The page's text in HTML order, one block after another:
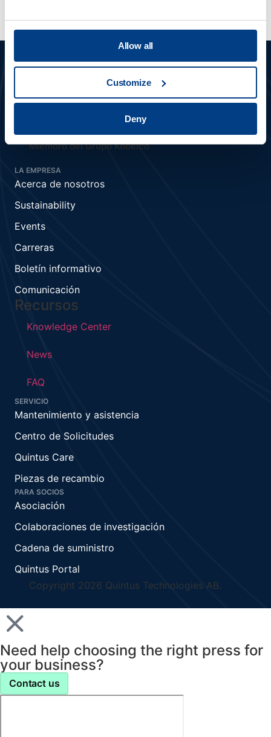
Allow all
Customize
Deny
Miembro del Grupo Kobelco
LA EMPRESA
Acerca de nosotros
Sustainability
Events
Carreras
Boletín informativo
Comunicación
Recursos
Knowledge Center
News
FAQ
SERVICIO
Mantenimiento y asistencia
Centro de Solicitudes
Quintus Care
Piezas de recambio
PARA SOCIOS
Asociación
Colaboraciones de investigación
Cadena de suministro
Quintus Portal
Copyright 2026 Quintus Technologies AB.
Need help choosing the right press for
your business?
Contact us